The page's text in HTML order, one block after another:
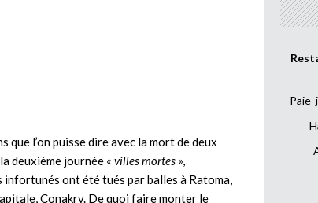
que l’on puisse dire avec la mort de deux
deuxième journée « villes mortes »,
infortunés ont été tués par balles à Ratoma,
Conakry. De quoi faire monter le
Paie